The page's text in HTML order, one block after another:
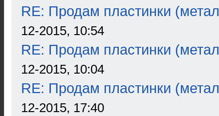
RE: Продам пластинки
12-2015, 10:54
RE: Продам пластинки
12-2015, 10:04
RE: Продам пластинки
12-2015, 17:40